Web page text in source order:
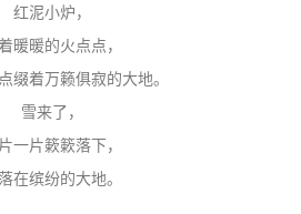
红泥小炉，
暖暖的火点点，
缀着万籁俱寂的大地。
雪来了，
一片簌簌落下，
在缤纷的大地。